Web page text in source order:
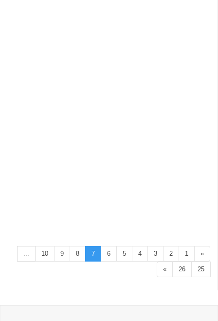
«
1
2
3
4
5
6
7
8
9
10
...
25
26
»